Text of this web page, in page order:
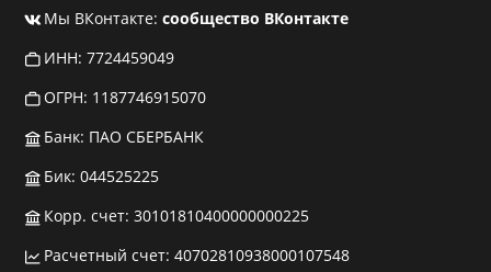
Мы ВКонтакте: сообщество ВКонтакте
ИНН: 7724459049
ОГРН: 1187746915070
Банк: ПАО СБЕРБАНК
Бик: 044525225
Корр. счет: 30101810400000000225
Расчетный счет: 40702810938000107548